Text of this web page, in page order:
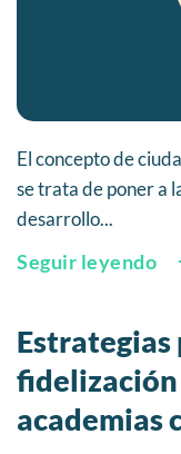
El concepto de
se trata de poner a
desarrollo...
Seguir leyendo
Estrategias
fidelización
academias